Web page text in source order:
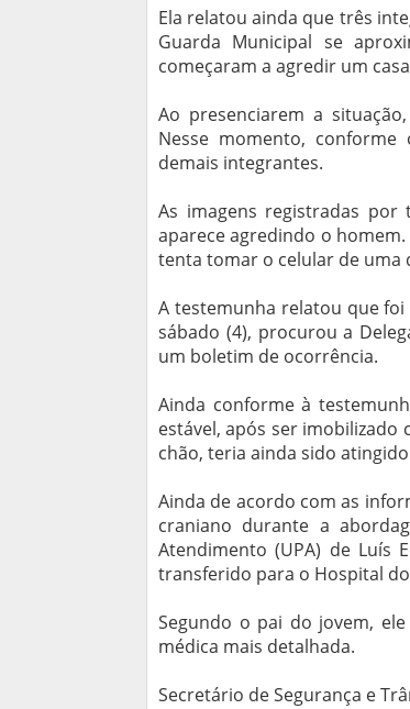
Ela relatou ainda que três
Guarda Municipal se
começaram a agredir um
Ao presenciarem a
Nesse momento,
demais integrantes.
As imagens registradas
aparece agredindo o
tenta tomar o celular de uma
A testemunha relatou que
sábado (4), procurou a
um boletim de ocorrência.
Ainda conforme à
estável, após ser imobilizado
chão, teria ainda sido
Ainda de acordo com as
craniano durante a
Atendimento (UPA) de Luís
transferido para o Hospital
Segundo o pai do jovem,
médica mais detalhada.
Secretário de Segurança e